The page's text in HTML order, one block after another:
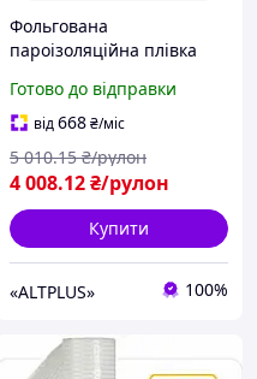
Фольгована
пароізоляційна плівка
г/м² для лазні, сауни та
даху
Готово до відправки
від668₴/міс
4 008.12₴/рулон
5 010.15 ₴/рулон
Купити
«ALTPLUS» 100%